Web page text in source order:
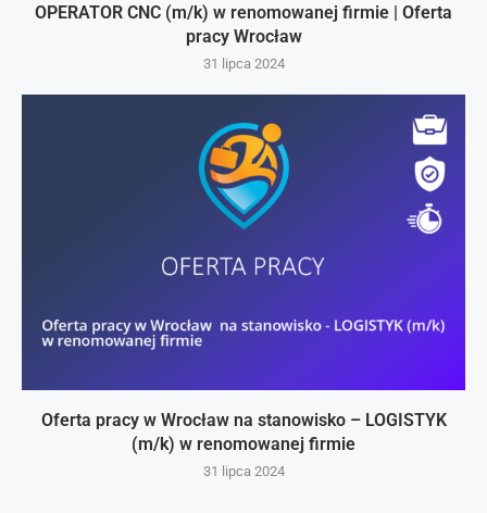
OPERATOR CNC (m/k) w renomowanej firmie | Oferta
pracy Wrocław
31 lipca 2024
Oferta pracy w Wrocław na stanowisko – LOGISTYK
(m/k) w renomowanej firmie
31 lipca 2024